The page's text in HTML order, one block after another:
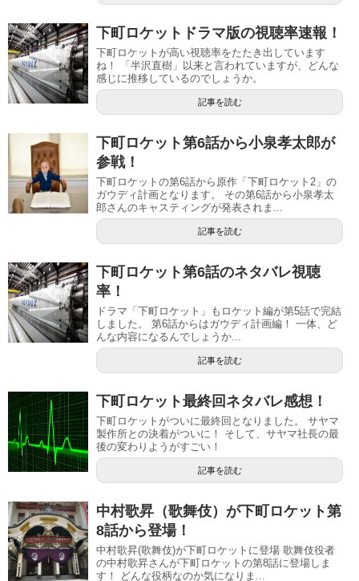
下町ロケットドラマ版の視聴率速報！
下町ロケットが高い視聴率をたたき出しています
ね！ 「半沢直樹」以来と言われていますが、どんな
感じに推移しているのでしょうか。
記事を読む
下町ロケット第6話から小泉孝太郎が
参戦！
下町ロケットの第6話から原作「下町ロケット2」の
ガウディ計画となります。 その第6話から小泉孝太
郎さんのキャスティングが発表されま...
記事を読む
下町ロケット第6話のネタバレ視聴
率！
ドラマ「下町ロケット」もロケット編が第5話で完結
しました。 第6話からはガウディ計画編！ 一体、ど
んな内容になるんでしょうか...
記事を読む
下町ロケット最終回ネタバレ感想！
下町ロケットがついに最終回となりました。 サヤマ
製作所との決着がついに！ そして、サヤマ社長の最
後の変わりようがすごい！
記事を読む
中村歌昇（歌舞伎）が下町ロケット第
8話から登場！
中村歌昇(歌舞伎)が下町ロケットに登場 歌舞伎役者
の中村歌昇さんが下町ロケットの第8話に登場しま
す！ どんな役柄なのか気になりま...